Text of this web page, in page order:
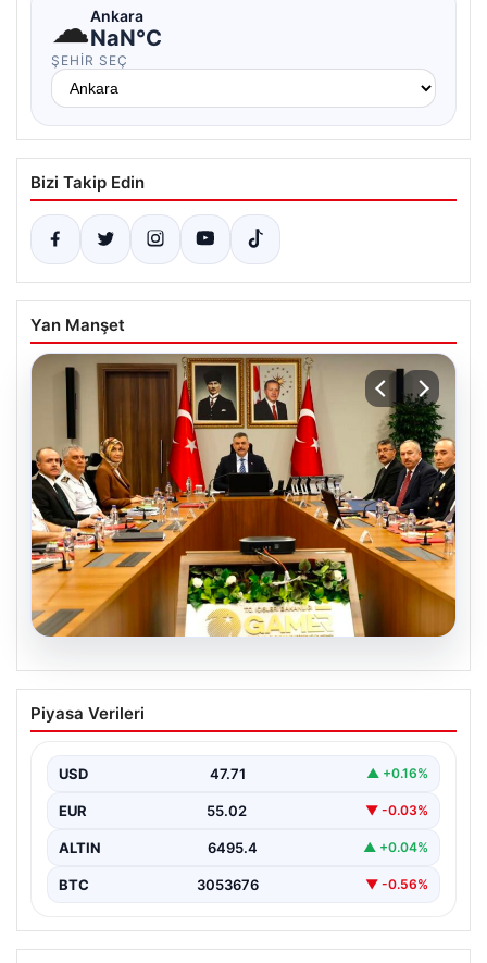
☁Ankara
NaN°C
ŞEHIR SEÇ
Bizi Takip Edin
Yan Manşet
Organize suçla mücadele toplantısı.
İçişleri Bakanı Çiftçi: Hiçbir suç
Piyasa Verileri
USD 47.71 ▲ +0.16%
EUR 55.02 ▼ -0.03%
ALTIN 6495.4 ▲ +0.04%
BTC 3053676 ▼ -0.56%